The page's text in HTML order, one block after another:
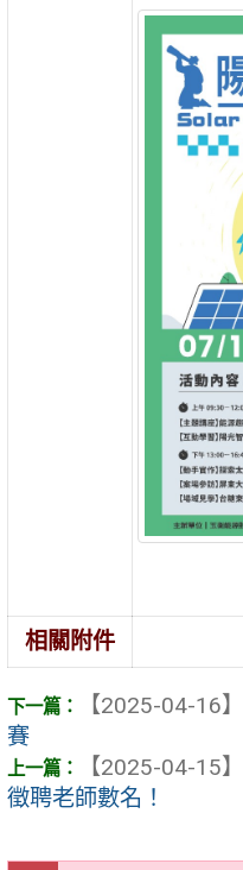
相關附件
【2025-04-16】
賽
【2025-04-15】
徵聘老師數名！